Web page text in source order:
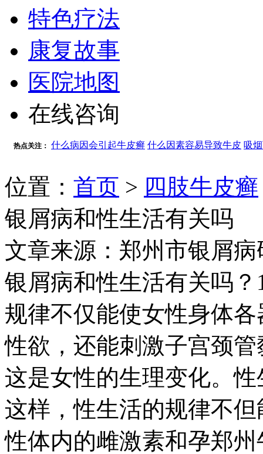
特色疗法
康复故事
医院地图
在线咨询
热点关注： 什么病因会引起牛皮癣 什么因素容易导致牛皮 吸
位置： 首页 > 四肢牛皮癣
银屑病和性生活有关吗
文章来源：郑州市银屑病
银屑病和性生活有关吗
规律不仅能使女性身体
性欲，还能刺激子宫颈
这是女性的生理变化。
这样，性生活的规律不
性体内的雌激素和孕郑